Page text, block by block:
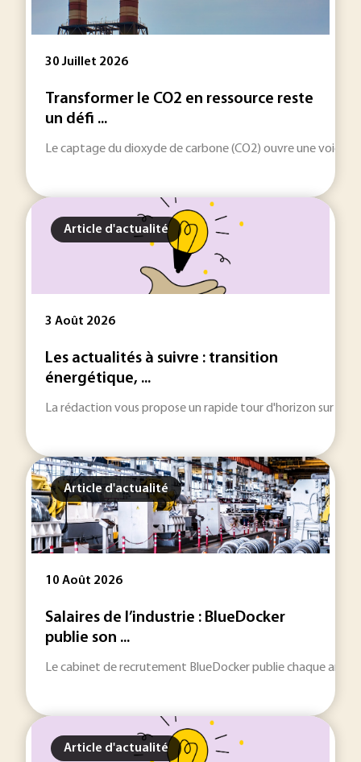
30 Juillet 2026
Transformer le CO2 en ressource reste
un défi ...
Le captage du dioxyde de carbone (CO2) ouvre une voie
Article d'actualité
3 Août 2026
Les actualités à suivre : transition
énergétique, ...
La rédaction vous propose un rapide tour d'horizon sur les
Article d'actualité
10 Août 2026
Salaires de l’industrie : BlueDocker
publie son ...
Le cabinet de recrutement BlueDocker publie chaque
Article d'actualité